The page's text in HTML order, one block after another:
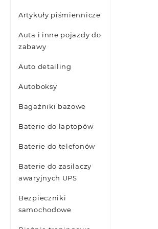
Artykuły piśmiennicze
Auta i inne pojazdy do
zabawy
Auto detailing
Autoboksy
Bagażniki bazowe
Baterie do laptopów
Baterie do telefonów
Baterie do zasilaczy
awaryjnych UPS
Bezpieczniki
samochodowe